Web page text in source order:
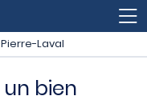
Laval
bien